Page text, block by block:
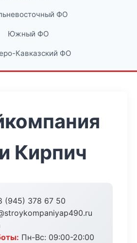
ФО
Южный ФО
Кавказский ФО
Кирпич
(945) 378 67 50
Пн-Вс: 09:00-20:00